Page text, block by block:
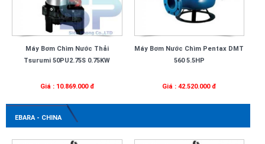
Máy Bơm Chìm Nước Thải
Tsurumi 50PU2.75S 0.75KW
Giá : 10.869.000 đ
Máy Bơm Nước Chìm Pentax DMT
560 5.5HP
Giá : 42.520.000 đ
EBARA - CHINA